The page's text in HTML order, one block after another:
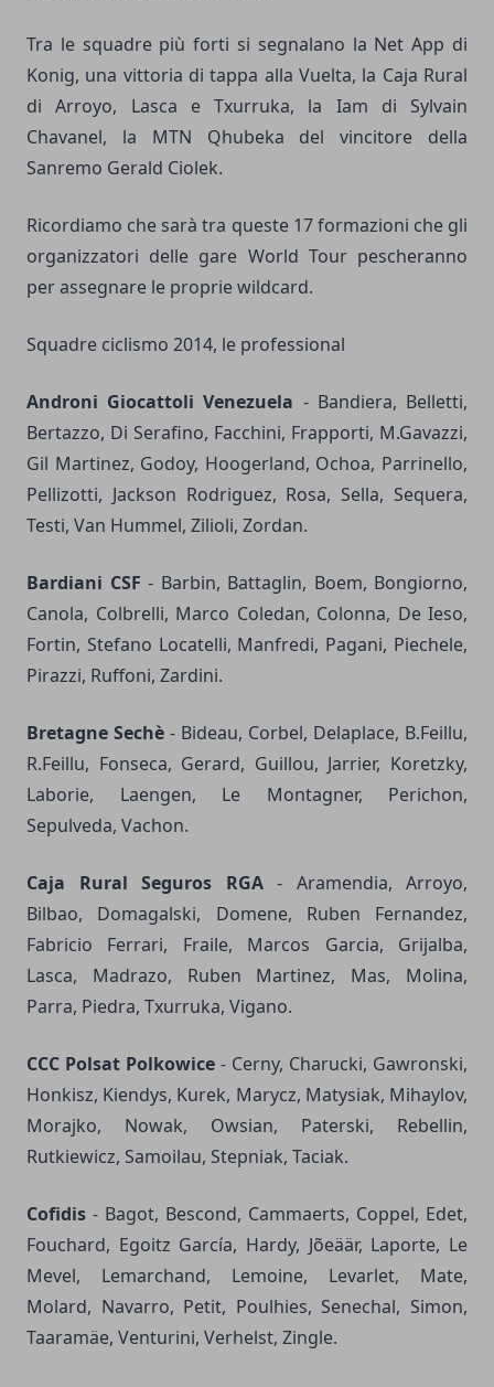
Tra le squadre più forti si segnalano la Net App di
Konig, una vittoria di tappa alla Vuelta, la Caja Rural
di Arroyo, Lasca e Txurruka, la Iam di Sylvain
Chavanel, la MTN Qhubeka del vincitore della
Sanremo Gerald Ciolek.
Ricordiamo che sarà tra queste 17 formazioni che gli
organizzatori delle gare World Tour pescheranno
per assegnare le proprie wildcard.
Squadre ciclismo 2014, le professional
Androni Giocattoli Venezuela - Bandiera, Belletti,
Bertazzo, Di Serafino, Facchini, Frapporti, M.Gavazzi,
Gil Martinez, Godoy, Hoogerland, Ochoa, Parrinello,
Pellizotti, Jackson Rodriguez, Rosa, Sella, Sequera,
Testi, Van Hummel, Zilioli, Zordan.
Bardiani CSF - Barbin, Battaglin, Boem, Bongiorno,
Canola, Colbrelli, Marco Coledan, Colonna, De Ieso,
Fortin, Stefano Locatelli, Manfredi, Pagani, Piechele,
Pirazzi, Ruffoni, Zardini.
Bretagne Sechè - Bideau, Corbel, Delaplace, B.Feillu,
R.Feillu, Fonseca, Gerard, Guillou, Jarrier, Koretzky,
Laborie, Laengen, Le Montagner, Perichon,
Sepulveda, Vachon.
Caja Rural Seguros RGA- Aramendia, Arroyo,
Bilbao, Domagalski, Domene, Ruben Fernandez,
Fabricio Ferrari, Fraile, Marcos Garcia, Grijalba,
Lasca, Madrazo, Ruben Martinez, Mas, Molina,
Parra, Piedra, Txurruka, Vigano.
CCC Polsat Polkowice - Cerny, Charucki, Gawronski,
Honkisz, Kiendys, Kurek, Marycz, Matysiak, Mihaylov,
Morajko, Nowak, Owsian, Paterski, Rebellin,
Rutkiewicz, Samoilau, Stepniak, Taciak.
Cofidis - Bagot, Bescond, Cammaerts, Coppel, Edet,
Fouchard, Egoitz García, Hardy, Jõeäär, Laporte, Le
Mevel, Lemarchand, Lemoine, Levarlet, Mate,
Molard, Navarro, Petit, Poulhies, Senechal, Simon,
Taaramäe, Venturini, Verhelst, Zingle.